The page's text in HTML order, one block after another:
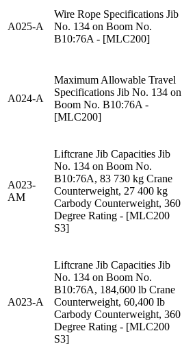
A025-A
Wire Rope Specifications Jib
No. 134 on Boom No.
B10:76A - [MLC200]
A024-A
Maximum Allowable Travel
Specifications Jib No. 134 on
Boom No. B10:76A -
[MLC200]
A023-
AM
Liftcrane Jib Capacities Jib
No. 134 on Boom No.
B10:76A, 83 730 kg Crane
Counterweight, 27 400 kg
Carbody Counterweight, 360
Degree Rating - [MLC200
S3]
A023-A
Liftcrane Jib Capacities Jib
No. 134 on Boom No.
B10:76A, 184,600 lb Crane
Counterweight, 60,400 lb
Carbody Counterweight, 360
Degree Rating - [MLC200
S3]